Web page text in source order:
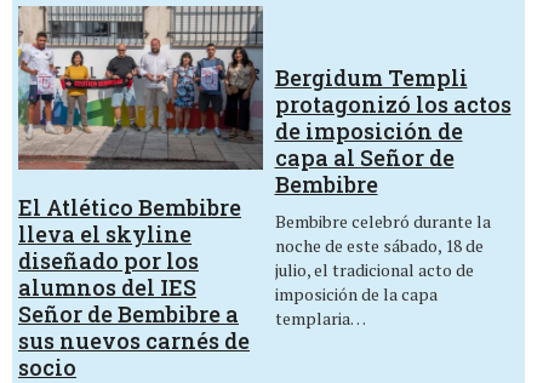
El Atlético Bembibre
lleva el skyline
diseñado por los
alumnos del IES
Señor de Bembibre a
sus nuevos carnés de
socio
Bergidum Templi
protagonizó los actos
de imposición de
capa al Señor de
Bembibre
Bembibre celebró durante la
noche de este sábado, 18 de
julio, el tradicional acto de
imposición de la capa
templaria…